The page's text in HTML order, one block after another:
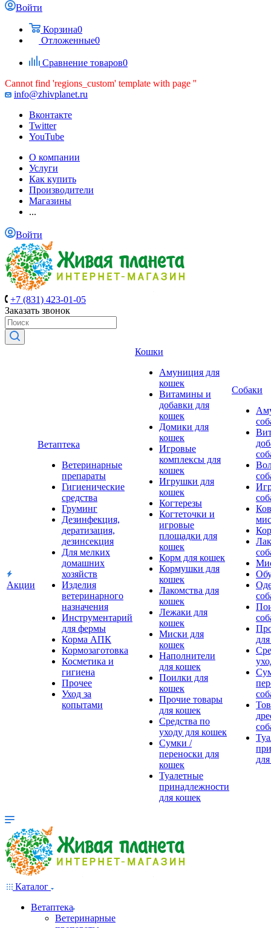
Войти
Корзина0
Отложенные0
Сравнение товаров0
Cannot find 'regions_custom' template with page ''
info@zhivplanet.ru
Вконтакте
Twitter
YouTube
О компании
Услуги
Как купить
Производители
Магазины
...
Войти
+7 (831) 423-01-05
Заказать звонок
Акции
Ветаптека
Ветеринарные
препараты
Гигиенические
средства
Груминг
Дезинфекция,
дератизация,
дезинсекция
Для мелких
домашних
хозяйств
Изделия
ветеринарного
назначения
Инструментарий
для фермы
Корма АПК
Кормозаготовка
Косметика и
гигиена
Прочее
Уход за
копытами
Кошки
Амуниция для
кошек
Витамины и
добавки для
кошек
Домики для
кошек
Игровые
комплексы для
кошек
Игрушки для
кошек
Когтерезы
Когтеточки и
игровые
площадки для
кошек
Корм для кошек
Кормушки для
кошек
Лакомства для
кошек
Лежаки для
кошек
Миски для
кошек
Наполнители
для кошек
Поилки для
кошек
Прочие товары
для кошек
Средства по
уходу для кошек
Сумки /
переноски для
кошек
Туалетные
принадлежности
для кошек
Собаки
Каталог
Ветаптека
Ветеринарные